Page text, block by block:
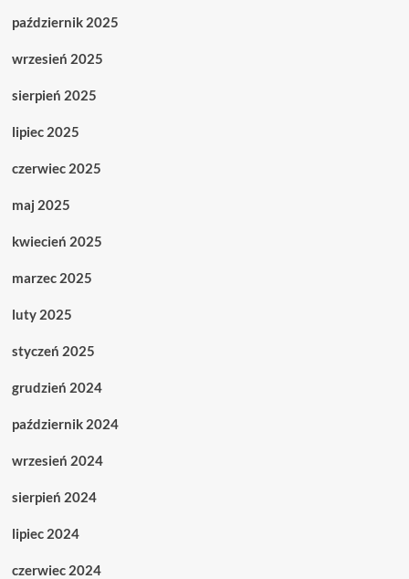
październik 2025
wrzesień 2025
sierpień 2025
lipiec 2025
czerwiec 2025
maj 2025
kwiecień 2025
marzec 2025
luty 2025
styczeń 2025
grudzień 2024
październik 2024
wrzesień 2024
sierpień 2024
lipiec 2024
czerwiec 2024